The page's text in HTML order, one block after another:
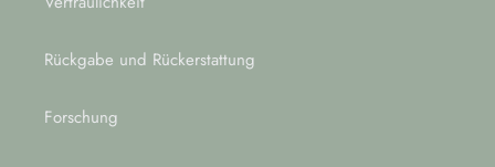
Rückgabe und Rückerstattung
Forschung